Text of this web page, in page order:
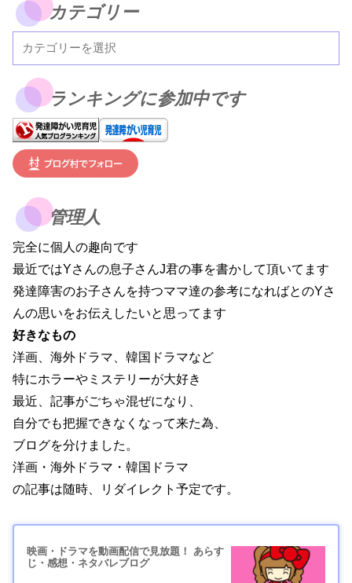
カテゴリー
ランキングに参加中です
管理人
完全に個人の趣向です
最近ではYさんの息子さんJ君の事を書かして頂いてます
発達障害のお子さんを持つママ達の参考になればとのYさ
んの思いをお伝えしたいと思ってます
好きなもの
洋画、海外ドラマ、韓国ドラマなど
特にホラーやミステリーが大好き
最近、記事がごちゃ混ぜになり、
自分でも把握できなくなって来た為、
ブログを分けました。
洋画・海外ドラマ・韓国ドラマ
の記事は随時、リダイレクト予定です。
映画・ドラマを動画配信で見放題！ あらす
じ・感想・ネタバレブログ